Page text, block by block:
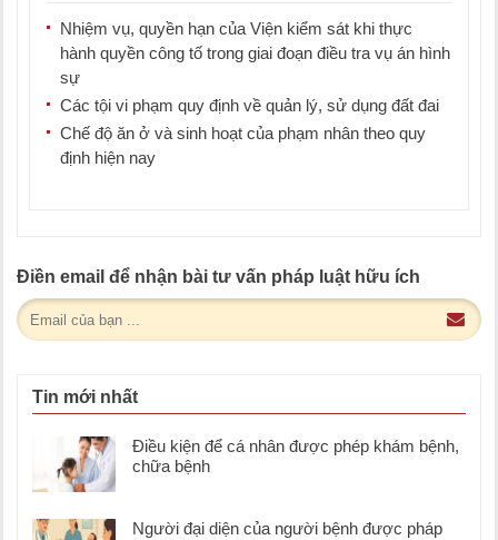
Nhiệm vụ, quyền hạn của Viện kiểm sát khi thực
hành quyền công tố trong giai đoạn điều tra vụ án hình
sự
Các tội vi phạm quy định về quản lý, sử dụng đất đai
Chế độ ăn ở và sinh hoạt của phạm nhân theo quy
định hiện nay
Điền email để nhận bài tư vấn pháp luật hữu ích
Tin mới nhất
Điều kiện để cá nhân được phép khám bệnh,
chữa bệnh
Người đại diện của người bệnh được pháp